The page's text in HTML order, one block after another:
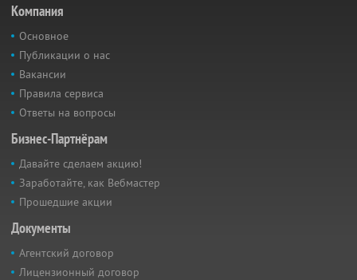
Компания
Основное
Публикации о нас
Вакансии
Правила сервиса
Ответы на вопросы
Бизнес-Партнёрам
Давайте сделаем акцию!
Заработайте, как Вебмастер
Прошедшие акции
Документы
Агентский договор
Лицензионный договор